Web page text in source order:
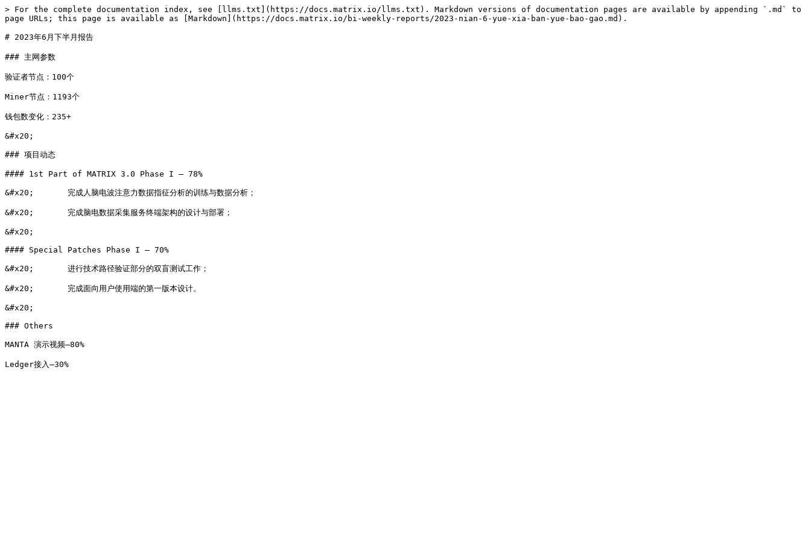
> For the complete documentation index, see [llms.txt](https://docs.matrix.io/llms.txt). Markdown versions of documentation pages are available by appending `.md` to
page URLs; this page is available as [Markdown](https://docs.matrix.io/bi-weekly-reports/2023-nian-6-yue-xia-ban-yue-bao-gao.md).
# 2023年6月下半月报告
### 主网参数
验证者节点：100个
Miner节点：1193个
钱包数变化：235+
&#x20;
### 项目动态
#### 1st Part of MATRIX 3.0 Phase I – 78%
&#x20;       完成人脑电波注意力数据指征分析的训练与数据分析；
&#x20;       完成脑电数据采集服务终端架构的设计与部署；
&#x20;
#### Special Patches Phase I – 70%
&#x20;       进行技术路径验证部分的双盲测试工作；
&#x20;       完成面向用户使用端的第一版本设计。
&#x20;
### Others
MANTA 演示视频—80%